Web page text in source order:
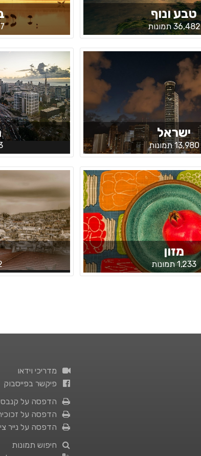
טבע ונוף
36,482 תמונות
ישראל
13,980 תמונות
מזון
1,233 תמונות
מדריכי וידאו
פיקשר בפייסבוק
הדפסה על קנבס
הדפסה על
הדפסה על נייר
חיפוש תמונות